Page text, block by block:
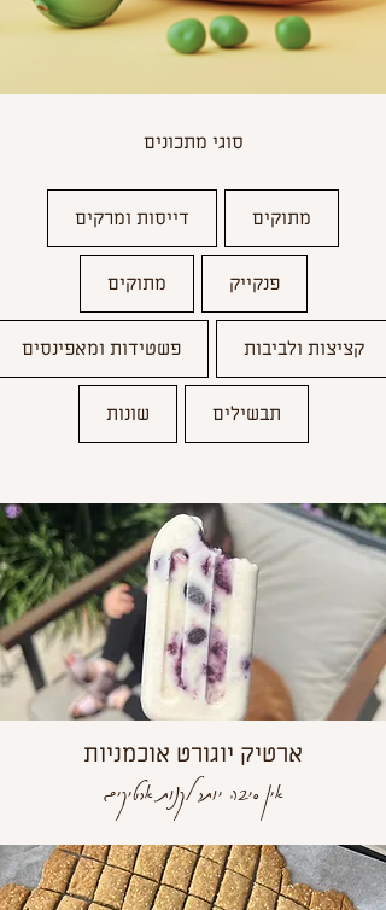
סוגי מתכונים
דייסות ומרקים מתוקים
מתוקים פנקייק
פשטידות ומאפינסים קציצות ולביבות
שונות תבשילים
ארטיק יוגורט אוכמניות
אין סיבה יותר לקנות ארטיקים